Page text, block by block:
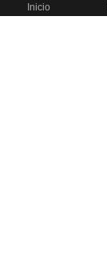
Inicio